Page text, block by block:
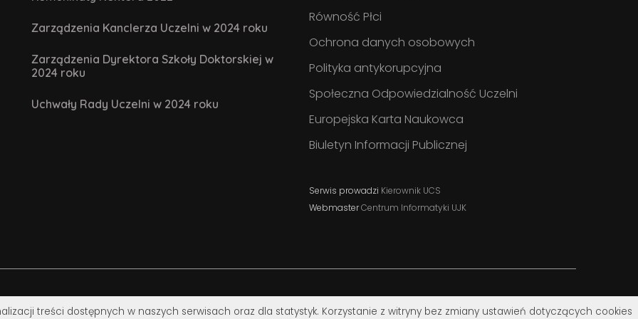
Zarządzenia Kanclerza Uczelni w 2024 roku
Zarządzenia Dyrektora Szkoły Doktorskiej w
2024 roku
Uchwały Rady Uczelni w 2024 roku
Równość Płci
Ochrona danych osobowych
Polityka antykorupcyjna
Społeczna Odpowiedzialność Uczelni
Europejska Karta Naukowca
Biuletyn Informacji Publicznej
Serwis prowadzi Kierownik UCS
WebmasterCentrum Informatyki UJK
treści dostępnych w naszych serwisach oraz dla statystyk. Korzystanie z witryny bez zmiany ustawień dotyczących cookies